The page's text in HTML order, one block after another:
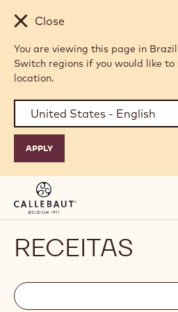
Skip to main content
Close
You are viewing this page in
Switch regions if you would like
location.
RECEITAS
Filters
Filters:
Procurar